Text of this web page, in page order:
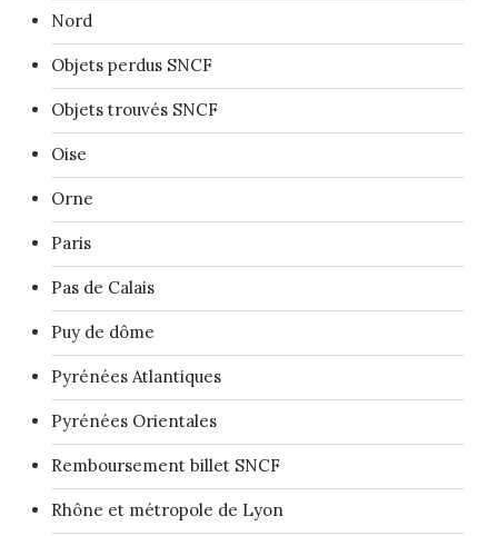
Nord
Objets perdus SNCF
Objets trouvés SNCF
Oise
Orne
Paris
Pas de Calais
Puy de dôme
Pyrénées Atlantiques
Pyrénées Orientales
Remboursement billet SNCF
Rhône et métropole de Lyon